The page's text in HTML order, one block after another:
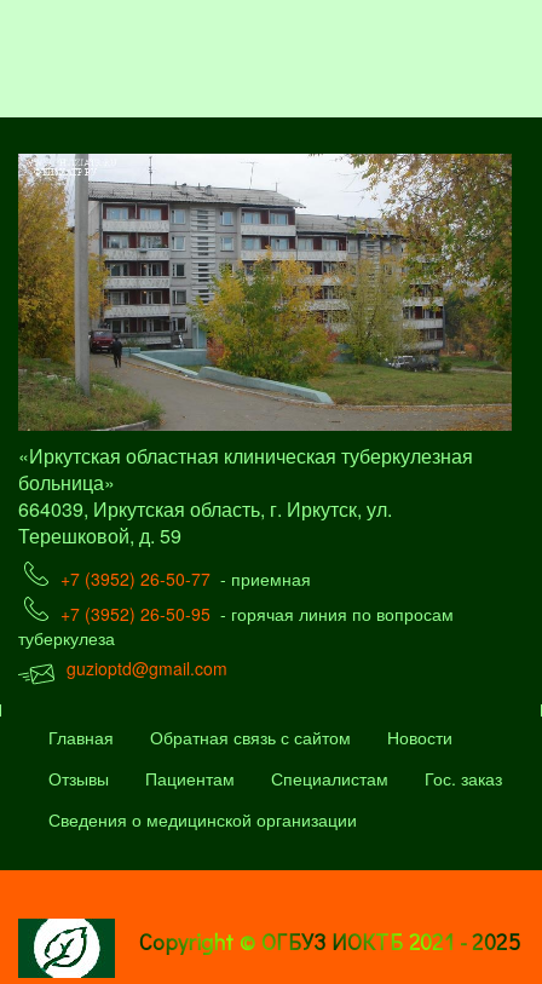
«Иркутская областная клиническая туберкулезная
больница»
664039, Иркутская область, г. Иркутск, ул.
Терешковой, д. 59
+7 (3952) 26-50-77 - приемная
+7 (3952) 26-50-95 - горячая линия по вопросам
туберкулеза
guzioptd@gmail.com
Главная Обратная связь с сайтом
Новости
Отзывы
Пациентам Специалистам
Гос. заказ
Сведения о медицинской организации
Copyright © ОГБУЗ ИОКТБ 2021 - 2025